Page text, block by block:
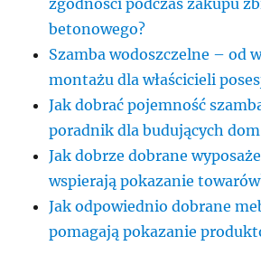
zgodności podczas zakupu
betonowego?
Szamba wodoszczelne – od
montażu dla właścicieli
Jak dobrać pojemność
poradnik dla budujących
Jak dobrze dobrane
wspierają pokazanie
Jak odpowiednio dobrane
pomagają pokazanie